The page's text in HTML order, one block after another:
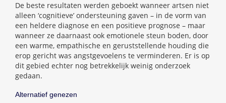
De beste resultaten werden geboekt wanneer artsen niet
alleen ‘cognitieve’ ondersteuning gaven – in de vorm van
een heldere diagnose en een positieve prognose – maar
wanneer ze daarnaast ook emotionele steun boden, door
een warme, empathische en geruststellende houding die
erop gericht was angstgevoelens te verminderen. Er is op
dit gebied echter nog betrekkelijk weinig onderzoek
gedaan.
Alternatief genezen